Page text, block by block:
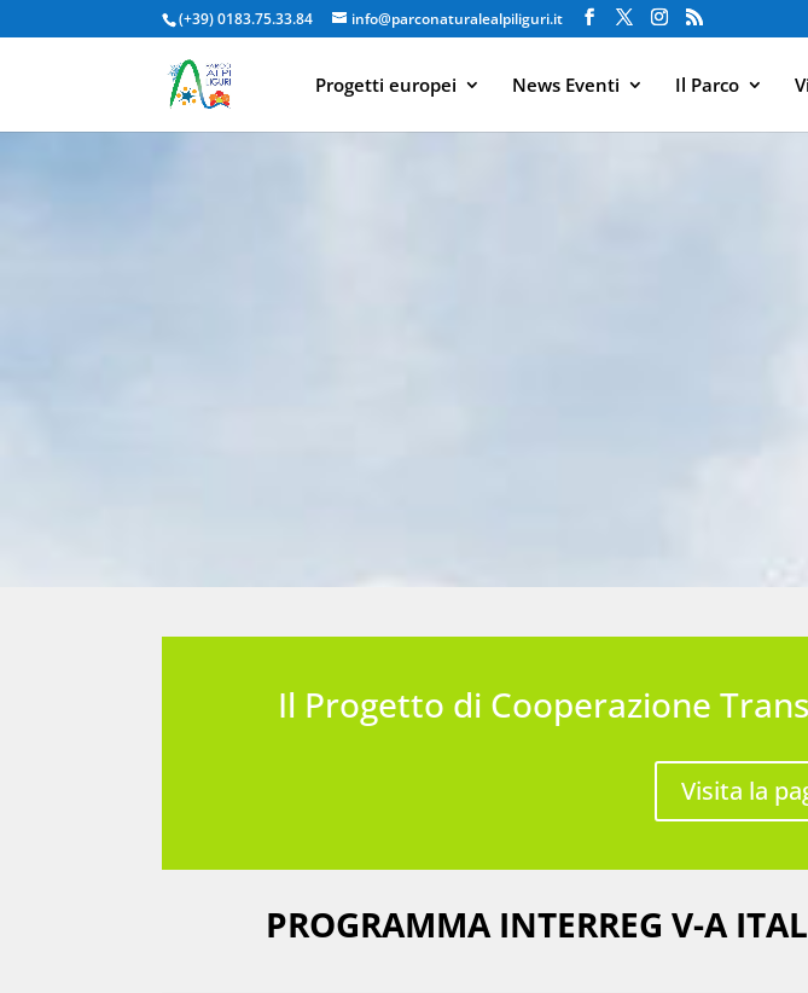
(+39) 0183.75.33.84 info@parconaturalealpiliguri.it
Progetti europei News Eventi Il Parco
Il Progetto di Cooperazione
Visita la
PROGRAMMA INTERREG V-A